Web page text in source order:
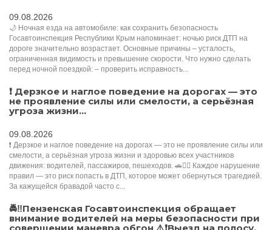
09.08.2026
🌙 Ночная езда на автомобиле: как сохранить безопасность
Госавтоинспекция Республики Крым напоминает: ночью риск ДТП на
дороге значительно возрастает. Основные причины – усталость,
ограниченная видимость и превышение скорости. Что нужно сделать
перед ночной поездкой: – проверить исправность...
❗ Дерзкое и наглое поведение на дорогах — это
не проявление силы или смелости, а серьёзная
угроза жизни...
09.08.2026
❗ Дерзкое и наглое поведение на дорогах — это не проявление силы или
смелости, а серьёзная угроза жизни и здоровью всех участников
движения: водителей, пассажиров, пешеходов. 🚗🚶‍♂️ Каждое нарушение
правил — это риск попасть в ДТП, которое может обернуться трагедией.
За кажущейся бравадой часто с...
🚔‼️Пензенская Госавтоинспекция обращает
внимание водителей на меры безопасности при